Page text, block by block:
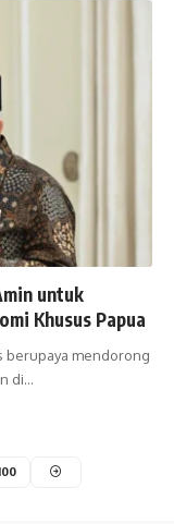
untuk
Khusus Papua
berupaya mendorong
di…